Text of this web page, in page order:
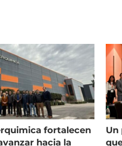
fortalecen
hacia la
Un